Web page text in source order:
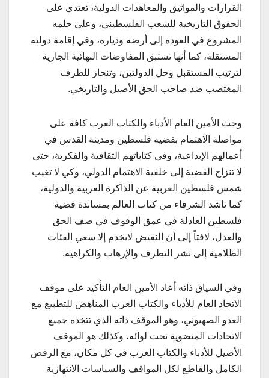
القرارات والمواثيق والمعاهدات الدولية، تعتدي على
الحقوق التاريخية للشعب الفلسطيني، وعلى حلمه
المشروع في العوده إلى أرضه ودياره، وفي إقامة دولته
المستقلة، كما أنها تستبق المفاوضات النهائية الجارية
لترتيب المستقبل وحل الدولتين، وتنحاز للطرف
المغتصب ضد صاحب الحق الأصيل والتاريخي.
وحث الأمين العام الأدباء والكتاب العرب كافة على
مواصلة الاهتمام بقضية فلسطين ومدينة القدس في
أعمالهم الإبداعية، وفي كتاباتهم الثقافية والفكرية، حتى
لا تنزاح القضية إلى خلفية الاهتمام الدولي، وكي لا تغيب
شمس فلسطين العربية عن الذاكرة العربية والدولية،
كما ناشد الشرفاء من كتاب العالم بمساندة قضية
فلسطين العادلة في عمق الوقوف في صف الحق
والعدل، لافتاً إلى أن النقيض لايخدم إلا سعي الفئات
الظلامية إلى نشر التطرف والإرهاب والكراهية.
وفي السياق ذاته أعاد الأمين العام التأكيد على موقف
الاتحاد العام للأدباء والكتاب العرب المناهض للتطبيع مع
العدو الصهيوني، وهو الموقف ذاته الذي تتخذه جميع
الاتحادات المنضوية تحت لوائه، وكذلك هو الموقف
الأصيل للأدباء والكتاب العرب في كل مكان، مع الرفض
الكامل والقاطع لكل المواقف والسياسات الانتهازية